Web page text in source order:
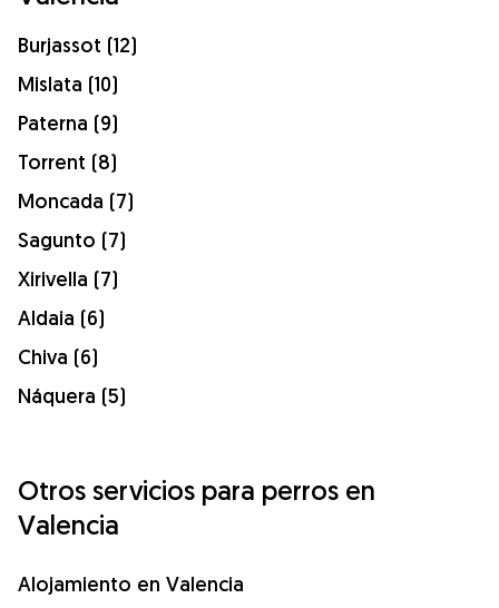
Burjassot (12)
Mislata (10)
Paterna (9)
Torrent (8)
Moncada (7)
Sagunto (7)
Xirivella (7)
Aldaia (6)
Chiva (6)
Náquera (5)
Otros servicios para perros en
Valencia
Alojamiento en Valencia